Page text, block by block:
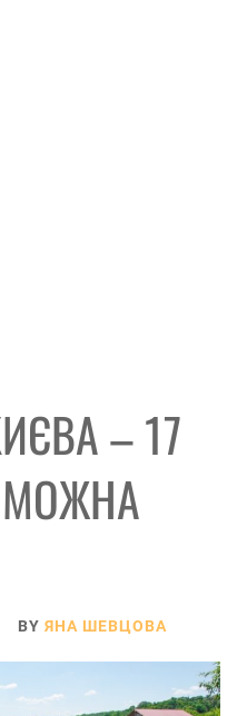
– 17
МОЖНА
BY ЯНА ШЕВЦОВА